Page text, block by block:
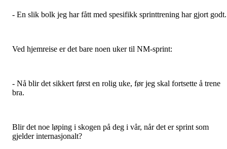
- En slik bolk jeg har fått med spesifikk sprinttrening har gjort godt.
Ved hjemreise er det bare noen uker til NM-sprint:
- Nå blir det sikkert først en rolig uke, før jeg skal fortsette å trene
bra.
Blir det noe løping i skogen på deg i vår, når det er sprint som
gjelder internasjonalt?